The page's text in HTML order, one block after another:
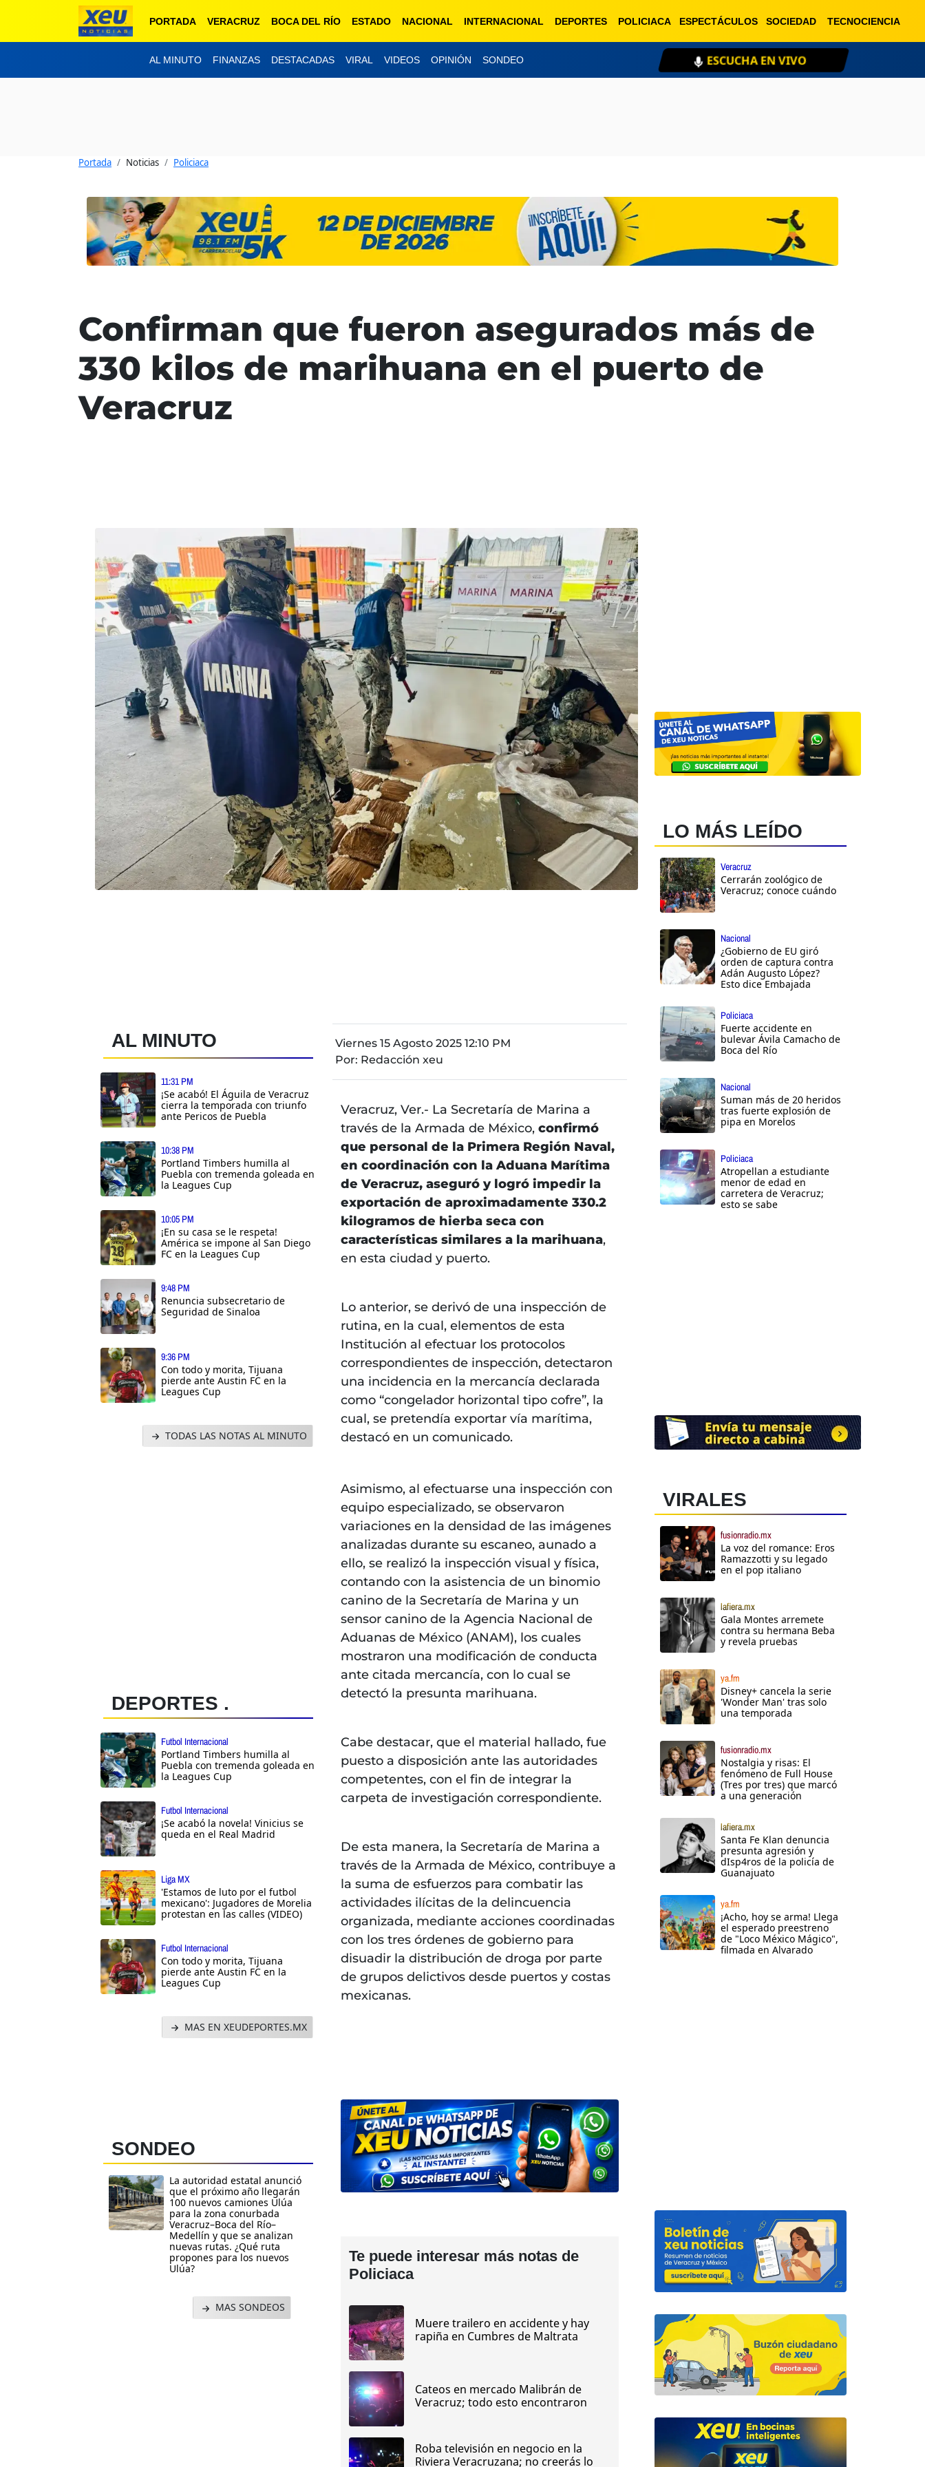
PORTADA VERACRUZ BOCA DEL RÍO ESTADO NACIONAL INTERNACIONAL DEPORTES POLICIACA ESPECTÁCULOS SOCIEDAD TECNOCIENCIA
AL MINUTO FINANZAS DESTACADAS VIRAL VIDEOS OPINIÓN SONDEO ESCUCHA EN VIVO
Portada Noticias Policiaca
Confirman que fueron asegurados más de
330 kilos de marihuana en el puerto de
Veracruz
AL MINUTO
11:31 PM
¡Se acabó! El Águila de Veracruz
cierra la temporada con triunfo
ante Pericos de Puebla
10:38 PM
Portland Timbers humilla al
Puebla con tremenda goleada en
la Leagues Cup
10:05 PM
¡En su casa se le respeta!
América se impone al San Diego
FC en la Leagues Cup
9:48 PM
Renuncia subsecretario de
Seguridad de Sinaloa
9:36 PM
Con todo y morita, Tijuana
pierde ante Austin FC en la
Leagues Cup
TODAS LAS NOTAS AL MINUTO
DEPORTES .
Futbol Internacional
Portland Timbers humilla al
Puebla con tremenda goleada en
la Leagues Cup
Futbol Internacional
¡Se acabó la novela! Vinicius se
queda en el Real Madrid
Liga MX
'Estamos de luto por el futbol
mexicano': Jugadores de Morelia
protestan en las calles (VIDEO)
Futbol Internacional
Con todo y morita, Tijuana
pierde ante Austin FC en la
Leagues Cup
MAS EN XEUDEPORTES.MX
SONDEO
La autoridad estatal anunció
que el próximo año llegarán
100 nuevos camiones Ulúa
para la zona conurbada
Veracruz–Boca del Río–
Medellín y que se analizan
nuevas rutas. ¿Qué ruta
propones para los nuevos
Ulúa?
MAS SONDEOS
Viernes 15 Agosto 2025 12:10 PM
Por: Redacción xeu
Veracruz, Ver.- La Secretaría de Marina a
través de la Armada de México, confirmó
que personal de la Primera Región Naval,
en coordinación con la Aduana Marítima
de Veracruz, aseguró y logró impedir la
exportación de aproximadamente 330.2
kilogramos de hierba seca con
características similares a la marihuana,
en esta ciudad y puerto.
Lo anterior, se derivó de una inspección de
rutina, en la cual, elementos de esta
Institución al efectuar los protocolos
correspondientes de inspección, detectaron
una incidencia en la mercancía declarada
como “congelador horizontal tipo cofre”, la
cual, se pretendía exportar vía marítima,
destacó en un comunicado.
Asimismo, al efectuarse una inspección con
equipo especializado, se observaron
variaciones en la densidad de las imágenes
analizadas durante su escaneo, aunado a
ello, se realizó la inspección visual y física,
contando con la asistencia de un binomio
canino de la Secretaría de Marina y un
sensor canino de la Agencia Nacional de
Aduanas de México (ANAM), los cuales
mostraron una modificación de conducta
ante citada mercancía, con lo cual se
detectó la presunta marihuana.
Cabe destacar, que el material hallado, fue
puesto a disposición ante las autoridades
competentes, con el fin de integrar la
carpeta de investigación correspondiente.
De esta manera, la Secretaría de Marina a
través de la Armada de México, contribuye a
la suma de esfuerzos para combatir las
actividades ilícitas de la delincuencia
organizada, mediante acciones coordinadas
con los tres órdenes de gobierno para
disuadir la distribución de droga por parte
de grupos delictivos desde puertos y costas
mexicanas.
Te puede interesar más notas de
Policiaca
Muere trailero en accidente y hay
rapiña en Cumbres de Maltrata
Cateos en mercado Malibrán de
Veracruz; todo esto encontraron
Roba televisión en negocio en la
Riviera Veracruzana; no creerás lo
LO MÁS LEÍDO
Veracruz
Cerrarán zoológico de
Veracruz; conoce cuándo
Nacional
¿Gobierno de EU giró
orden de captura contra
Adán Augusto López?
Esto dice Embajada
Policiaca
Fuerte accidente en
bulevar Ávila Camacho de
Boca del Río
Nacional
Suman más de 20 heridos
tras fuerte explosión de
pipa en Morelos
Policiaca
Atropellan a estudiante
menor de edad en
carretera de Veracruz;
esto se sabe
VIRALES
fusionradio.mx
La voz del romance: Eros
Ramazzotti y su legado
en el pop italiano
lafiera.mx
Gala Montes arremete
contra su hermana Beba
y revela pruebas
ya.fm
Disney+ cancela la serie
'Wonder Man' tras solo
una temporada
fusionradio.mx
Nostalgia y risas: El
fenómeno de Full House
(Tres por tres) que marcó
a una generación
lafiera.mx
Santa Fe Klan denuncia
presunta agresión y
dIsp4ros de la policía de
Guanajuato
ya.fm
¡Acho, hoy se arma! Llega
el esperado preestreno
de "Loco México Mágico",
filmada en Alvarado